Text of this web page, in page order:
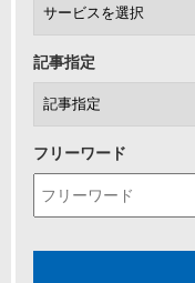
記事指定
フリーワード